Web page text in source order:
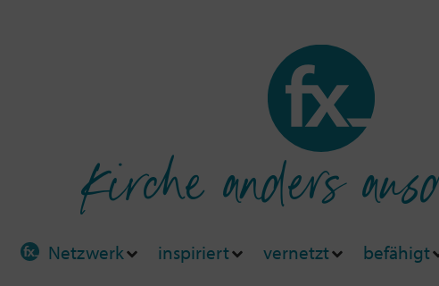
Kirche anders
Netzwerk inspiriert vernetzt befähigt